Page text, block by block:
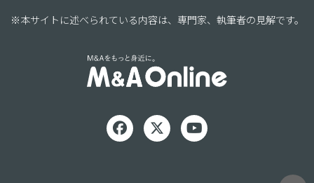
※本サイトに述べられている内容は、専門家、執筆者の見解です。